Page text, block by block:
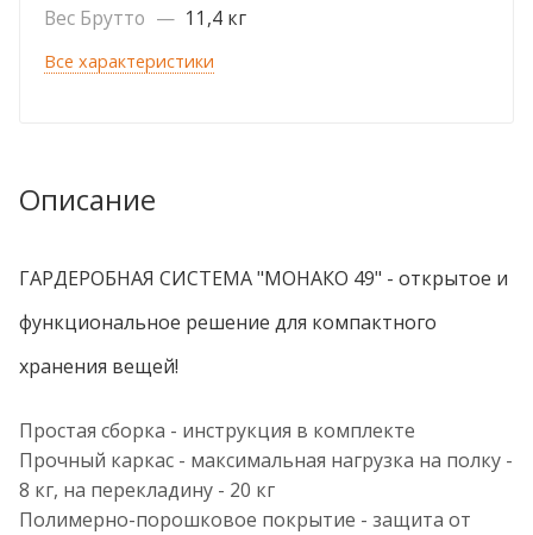
Вес Брутто — 11,4 кг
Все характеристики
Описание
ГАРДЕРОБНАЯ СИСТЕМА "МОНАКО 49" - открытое и
функциональное решение для компактного
хранения вещей!
Простая сборка - инструкция в комплекте
Прочный каркас - максимальная нагрузка на полку -
8 кг, на перекладину - 20 кг
Полимерно-порошковое покрытие - защита от